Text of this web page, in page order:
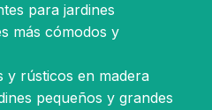
para jardines
más cómodos y
y rústicos en madera
pequeños y grandes